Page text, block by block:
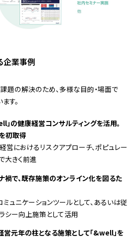
企業事例
題の解決のため、多様な目的・場面で
す。
健康経営コンサルティングを活用。
初取得
営におけるリスクアプローチ、ポピュレー
大きく前進
、既存施策のオンライン化を図るた
ュニケーションツールとして、あるいは従
シー向上施策として活用
年の柱となる施策として「&well」を